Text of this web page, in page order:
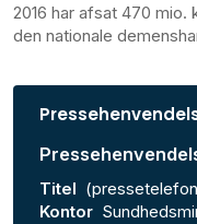
2016 har afsat 470 mio.
den nationale
Titel
Kontor